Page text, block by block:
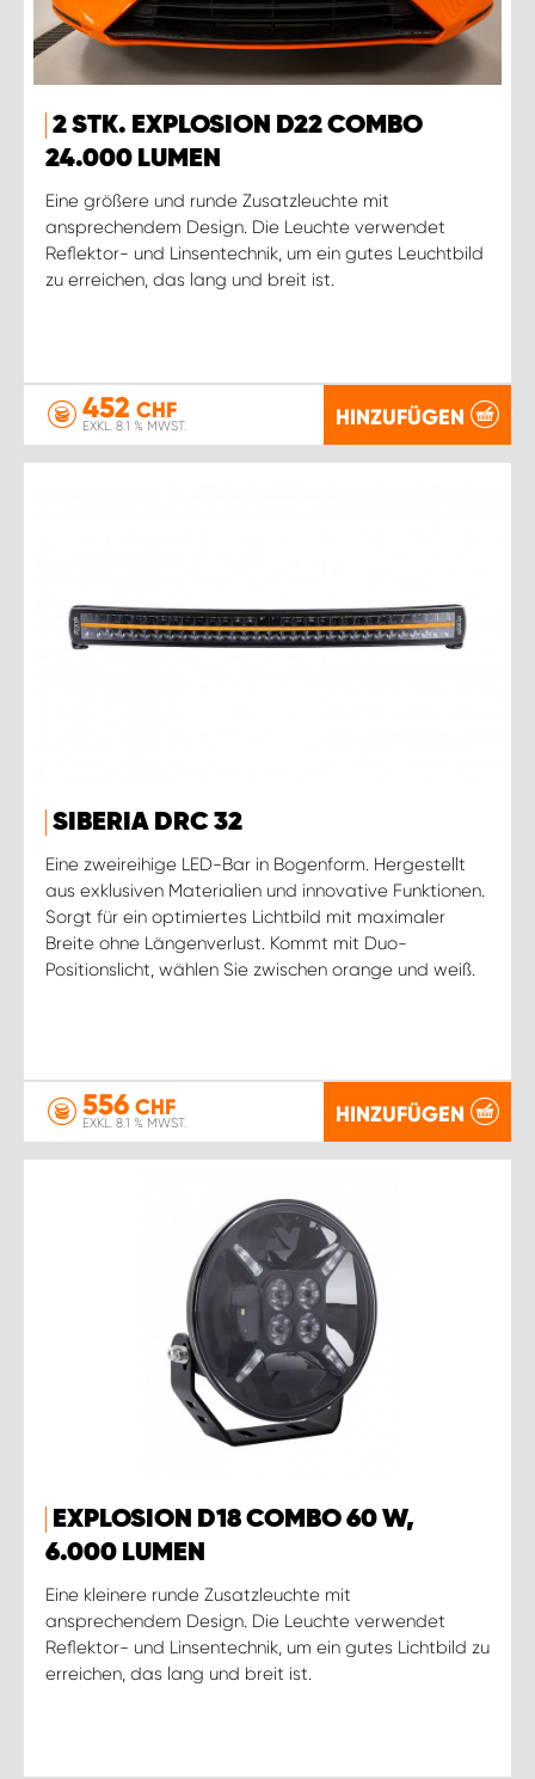
2 STK. EXPLOSION D22 COMBO
24.000 LUMEN
Eine größere und runde Zusatzleuchte mit
ansprechendem Design. Die Leuchte verwendet
Reflektor- und Linsentechnik, um ein gutes Leuchtbild
zu erreichen, das lang und breit ist.
452 CHF
EXKL. 8.1 % MWST. HINZUFÜGEN
SIBERIA DRC 32
Eine zweireihige LED-Bar in Bogenform. Hergestellt
aus exklusiven Materialien und innovative Funktionen.
Sorgt für ein optimiertes Lichtbild mit maximaler
Breite ohne Längenverlust. Kommt mit Duo-
Positionslicht, wählen Sie zwischen orange und weiß.
556 CHF
EXKL. 8.1 % MWST. HINZUFÜGEN
EXPLOSION D18 COMBO 60 W,
6.000 LUMEN
Eine kleinere runde Zusatzleuchte mit
ansprechendem Design. Die Leuchte verwendet
Reflektor- und Linsentechnik, um ein gutes Lichtbild zu
erreichen, das lang und breit ist.